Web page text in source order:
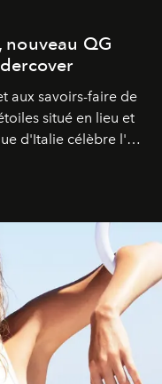
nouveau QG
aux savoirs-faire de
situé en lieu et
d'Italie célèbre l'art
intemporelle.